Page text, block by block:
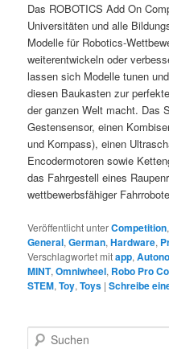
Das ROBOTICS Add On
Universitäten und alle
Modelle für Robotics-
weiterentwickeln oder
lassen sich Modelle tunen
diesen Baukasten zur
der ganzen Welt macht. Das
Gestensensor, einen
und Kompass), einen
Encodermotoren sowie
das Fahrgestell eines
wettbewerbsfähiger
Veröffentlicht unterCompetition,
General,German,Hardware,
Verschlagwortet mitapp,
MINT,Omniwheel, Robo Pro
STEM,Toy,Toys |Schreibe